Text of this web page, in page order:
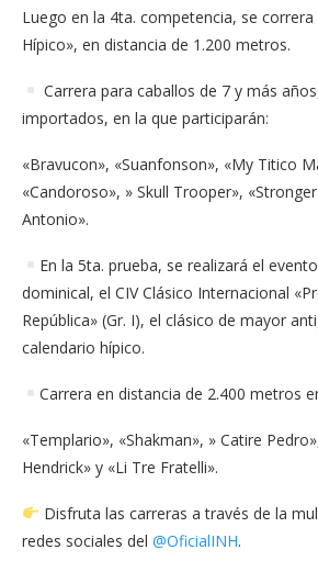
Luego en la 4ta. competencia, se
Hípico», en distancia de 1.200 metros.
Carrera para caballos de 7 y más
importados, en la que participarán:
«Bravucon», «Suanfonson», «My Titico
«Candoroso», » Skull Trooper»,
Antonio».
En la 5ta. prueba, se realizará el
dominical, el CIV Clásico Internacional
República» (Gr. I), el clásico de mayor
calendario hípico.
Carrera en distancia de 2.400 metros
«Templario», «Shakman», » Catire
Hendrick» y «Li Tre Fratelli».
Disfruta las carreras a través de la
redes sociales del @OficialINH.